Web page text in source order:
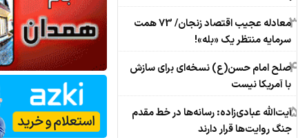
3
معادله عجیب اقتصاد زنجان/ 73 همت
سرمایه منتظر یک «بله»!
4صلح امام حسن(ع) نسخه‌ای برای سازش
با آمریکا نیست
5آیت‌الله عبادی‌زاده: رسانه‌ها در خط مقدم
جنگ روایت‌ها قرار دارند